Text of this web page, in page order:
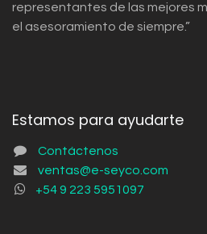
representantes de las mejores
el asesoramiento de siempre.”
Estamos para ayudarte
Contáctenos
ventas@e-seyco.com
+54 9 223 5951097